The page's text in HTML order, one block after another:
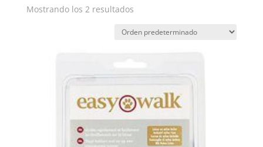
Mostrando los 2 resultados